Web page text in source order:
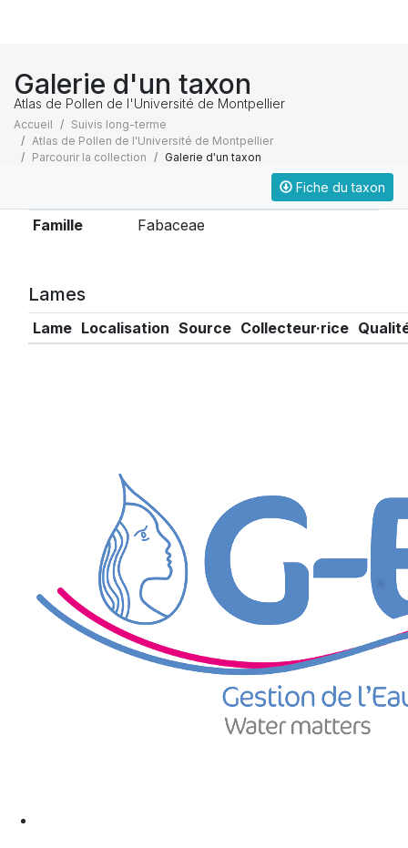
Galerie d'un taxon
Atlas de Pollen de l'Université de Montpellier
Accueil
Suivis long-terme
Atlas de Pollen de l'Université de Montpellier
Parcourir la collection
Galerie d'un taxon
Fiche du taxon
Famille Fabaceae
Lames
Lame Localisation Source Collecteur·rice